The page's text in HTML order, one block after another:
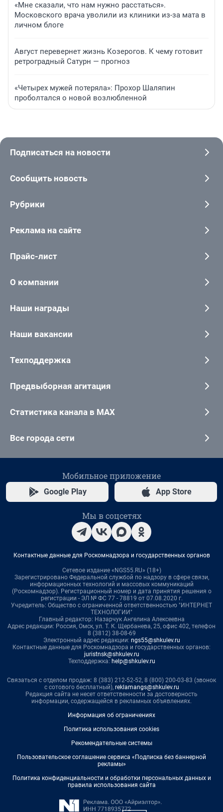
«Мне сказали, что нам нужно расстаться».
Московского врача уволили из клиники из-за мата в
личном блоге
Август перевернет жизнь Козерогов. К чему готовит
ретроградный Сатурн — прогноз
«Четырех мужей потеряла»: Прохор Шаляпин
проболтался о новой возлюбленной
Подписаться на новости
Сообщить новость
Рубрики
Реклама на сайте
Прайс-лист
О компании
Наши награды
Наши вакансии
Техподдержка
Предвыборная агитация
Статистика канала в MAX
Все города сети
Мобильное приложение
Google Play App Store
Мы в соцсетях
Контактные данные для Роскомнадзора и государственных органов
Сетевое издание «NGS55.RU» (18+)
Зарегистрировано Федеральной службой по надзору в сфере связи,
информационных технологий и массовых коммуникаций
(Роскомнадзор). Регистрационный номер и дата принятия решения о
регистрации - ЭЛ № ФС 77 - 78819 от 07.08.2020 г.
Учредитель: Общество с ограниченной ответственностью "ИНТЕРНЕТ
ТЕХНОЛОГИИ"
Главный редактор: Назарчук Ангелина Алексеевна
Адрес редакции: Россия, Омск, ул. Т. К. Щербанева, 25, офис 402, телефон
8 (3812) 38-08-69
Электронный адрес редакции: ngs55@shkulev.ru
Контактные данные для Роскомнадзора и государственных органов:
juristnsk@shkulev.ru
Техподдержка: help@shkulev.ru
Связаться с отделом продаж: 8 (383) 212-52-52, 8 (800) 200-03-83 (звонок
с сотового бесплатный), reklamangs@shkulev.ru
Редакция сайта не несет ответственности за достоверность
информации, содержащейся в рекламных объявлениях.
Информация об ограничениях
Политика использования cookies
Рекомендательные системы
Пользовательское соглашение сервиса «Подписка без баннерной
рекламы»
Политика конфиденциальности и обработки персональных данных и
правила использования сайта